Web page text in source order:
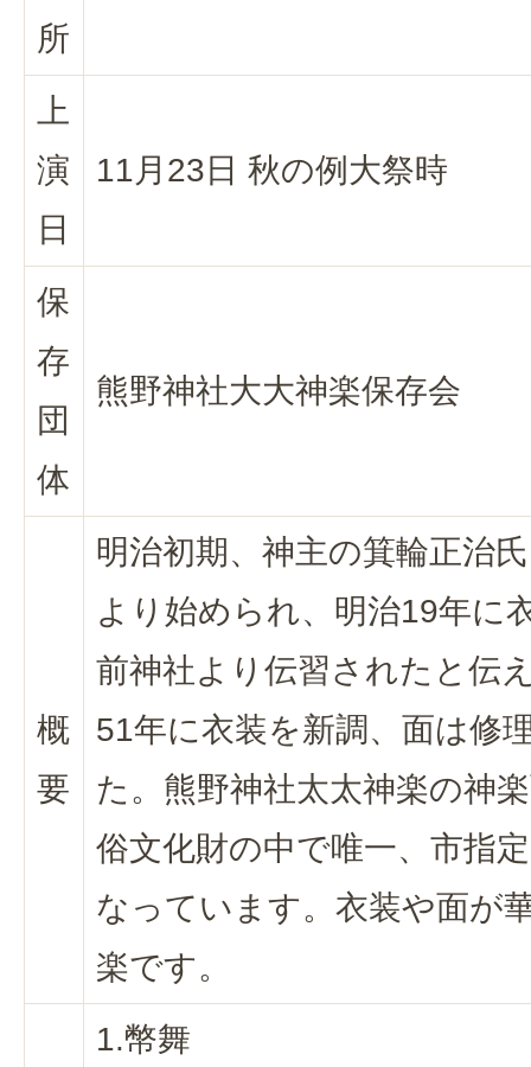
所
上
演
日
11月23日 秋の例大祭時
保
存
団
体
熊野神社大大神楽保存会
概
要
明治初期、神主の箕輪正治
より始められ、明治19年に
前神社より伝習されたと伝
51年に衣装を新調、面は修
た。熊野神社太太神楽の神
俗文化財の中で唯一、市指
なっています。衣装や面が
楽です。
1.幣舞